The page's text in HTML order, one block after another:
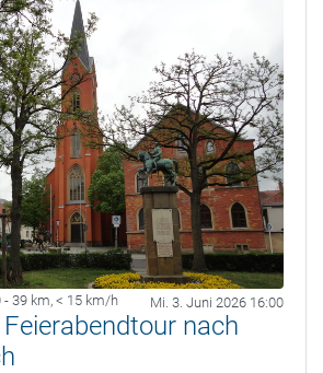
- 39 km, < 15 km/h Mi. 3. Juni 2026 16:00
nach